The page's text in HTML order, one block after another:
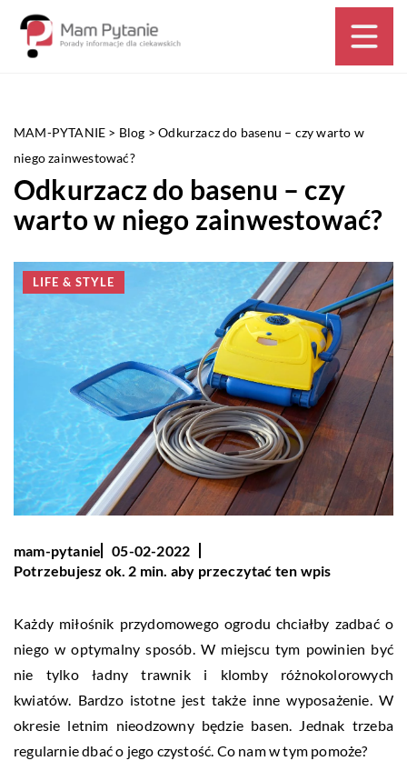
MAM-PYTANIE > Blog >Odkurzacz do basenu – czy warto w
niego zainwestować?
Odkurzacz do basenu – czy
warto w niego zainwestować?
LIFE & STYLE
mam-pytanie
05-02-2022
Potrzebujesz ok. 2 min. aby przeczytać ten wpis
Każdy miłośnik przydomowego ogrodu chciałby zadbać o
niego w optymalny sposób. W miejscu tym powinien być
nie tylko ładny trawnik i klomby różnokolorowych
kwiatów. Bardzo istotne jest także inne wyposażenie. W
okresie letnim nieodzowny będzie basen. Jednak trzeba
regularnie dbać o jego czystość. Co nam w tym pomoże?